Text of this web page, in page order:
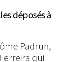
déposés à
Padrun,
qui